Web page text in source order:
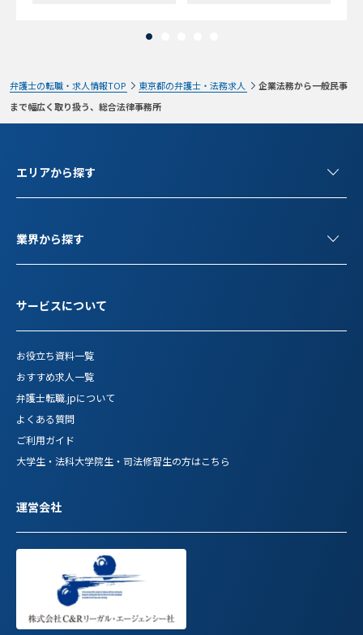
弁護士の転職・求人情報TOP 東京都の弁護士・法務求人
企業法務から一般民事
まで幅広く取り扱う、総合法律事務所
エリアから探す
業界から探す
サービスについて
お役立ち資料一覧
おすすめ求人一覧
弁護士転職.jpについて
よくある質問
ご利用ガイド
大学生・法科大学院生・司法修習生の方はこちら
運営会社